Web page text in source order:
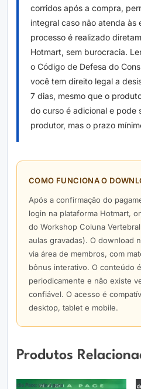
corridos após a compra,
integral caso não atenda às
processo é realizado
Hotmart, sem burocracia.
o Código de Defesa do
você tem direito legal a
7 dias, mesmo que o
do curso é adicional e pode
produtor, mas o prazo
COMO FUNCIONA O
Após a confirmação do
login na plataforma Hotmart,
do Workshop Coluna
aulas gravadas). O download
via área de membros, com
bônus interativo. O conteúdo
periodicamente e não existe
confiável. O acesso é
desktop, tablet e mobile.
Produtos